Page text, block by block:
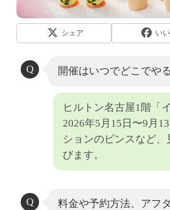
シェア い
開催はいつでどこでや
ヒルトン名古屋1階「
2026年5月15日〜9月
ションのピンスなど
びます。
料金や予約方法、アフ